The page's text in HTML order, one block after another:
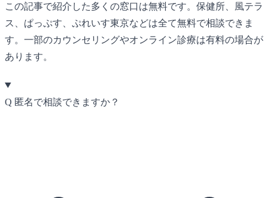
この記事で紹介した多くの窓口は無料です。保健所、風テラ
ス、ぱっぷす、ぷれいす東京などは全て無料で相談できま
す。一部のカウンセリングやオンライン診療は有料の場合が
あります。
Q 匿名で相談できますか？